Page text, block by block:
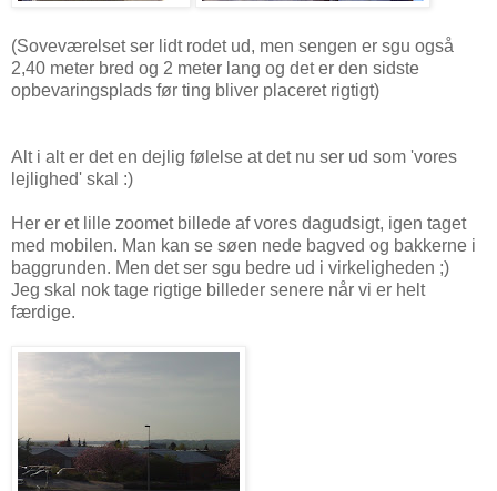
(Soveværelset ser lidt rodet ud, men sengen er sgu også
2,40 meter bred og 2 meter lang og det er den sidste
opbevaringsplads før ting bliver placeret rigtigt)
Alt i alt er det en dejlig følelse at det nu ser ud som 'vores
lejlighed' skal :)
Her er et lille zoomet billede af vores dagudsigt, igen taget
med mobilen. Man kan se søen nede bagved og bakkerne i
baggrunden. Men det ser sgu bedre ud i virkeligheden ;)
Jeg skal nok tage rigtige billeder senere når vi er helt
færdige.